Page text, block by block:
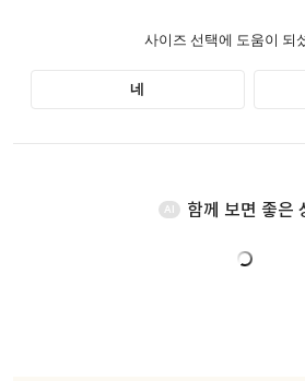
AI 함께 보면 좋은